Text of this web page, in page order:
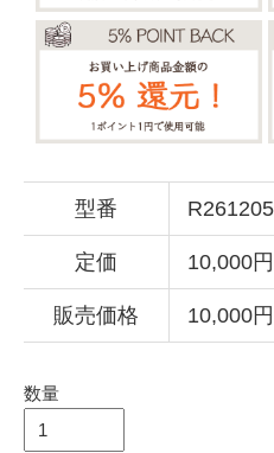
型番
定価 10,000
販売価格 10,000
数量